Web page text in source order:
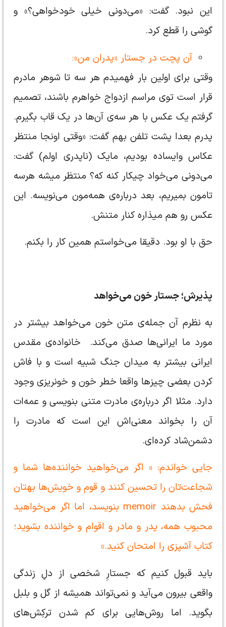
اين نبود. گفت: «می‌دونی خیلی خودخواهی؟» و
گوشی را قطع کرد.
آن پچت در جستار «پدران من»:
وقتی برای اولین بار فهمیدم هر سه تا شوهر مادرم
قرار است توی مراسم ازدواج خواهرم باشند، تصمیم
گرفتم یک عکس با هر سه‌ی آن‌ها در یک قاب بگیرم.
پدرم بعدا پشت تلفن بهم گفت: «وقتی اونجا منتظر
عکاس وایساده بودیم، مایک (ناپدری اولم) گفت:
می‌دونی می‌خواد چیکار کنه که؟ منتظر میشه هرسه
تامون بمیریم، بعد درباره‌ی همه‌مون می‌نویسه. این
عکس رو هم میذاره کنار متنش.
حق با او بود. دقیقا می‌خواستم همین کار را بکنم.
پذیرش؛ جستار خون می‎‌خواهد
به نظرم آن جمله‌ی متن خون می‌خواهد بیشتر در
مورد ما ایرانی‌ها صدق می‌کند. خانواده‌ی مقدس
ایرانی بیشتر به میدان جنگ شبیه است و با فاش
کردن بعضی چیزها واقعا خطر خون و خونریزی وجود
دارد. مثلا اگر درباره‌ی مادرت متنی بنویسی و عمه‌ات
آن را بخواند معنی‌اش این است که مادرت را
دشمن‌شاد کرده‌ای.
جایی خواندم: « اگر می‌خواهید خواننده‌ها شما و
شجاعت‌تان را تحسین کنند و قوم و خویش‌ها بهتان
فحش بدهند memoir بنویسد، اما اگر می‌خواهید
محبوب همه، پدر و مادر و اقوام و خواننده بشوید؛
کتاب آشپزی را امتحان کنید.»
باید قبول کنیم که جستارِ شخصی از دلِ زندگی
واقعی بیرون می‌آید و نمی‌تواند همیشه از گل و بلبل
بگوید. اما روش‌هایی برای کم شدن ترکِش‌های